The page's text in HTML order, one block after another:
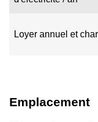
Loyer annuel et
Emplacement